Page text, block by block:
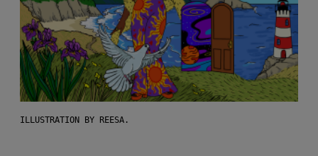
ILLUSTRATION BY REESA.